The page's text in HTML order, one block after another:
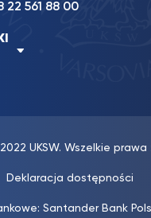
22 561 88 00
UKSW. Wszelkie prawa
Deklaracja dostępności
Santander Bank